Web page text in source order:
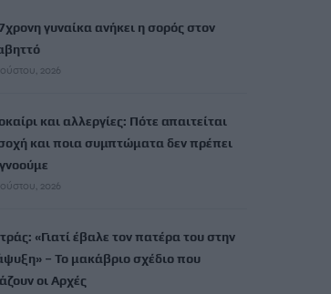
γυναίκα ανήκει η σορός στον
2026
και αλλεργίες: Πότε απαιτείται
και ποια συμπτώματα δεν πρέπει
2026
«Γιατί έβαλε τον πατέρα του στην
– Το μακάβριο σχέδιο που
οι Αρχές